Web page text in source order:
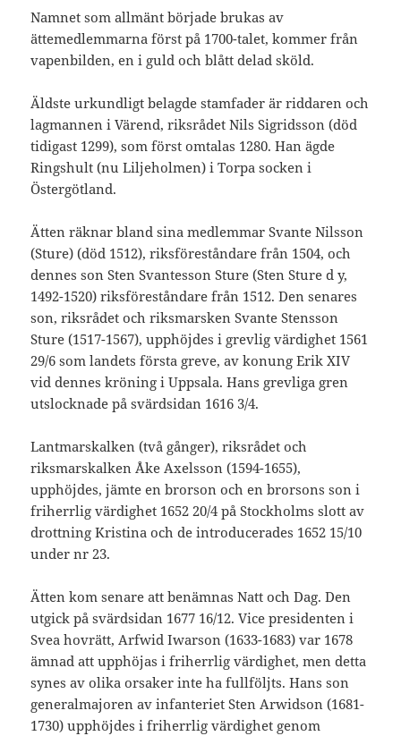
Namnet som allmänt började brukas av
ättemedlemmarna först på 1700-talet, kommer från
vapenbilden, en i guld och blått delad sköld.
Äldste urkundligt belagde stamfader är riddaren och
lagmannen i Värend, riksrådet Nils Sigridsson (död
tidigast 1299), som först omtalas 1280. Han ägde
Ringshult (nu Liljeholmen) i Torpa socken i
Östergötland.
Ätten räknar bland sina medlemmar Svante Nilsson
(Sture) (död 1512), riksföreståndare från 1504, och
dennes son Sten Svantesson Sture (Sten Sture d y,
1492-1520) riksföreståndare från 1512. Den senares
son, riksrådet och riksmarsken Svante Stensson
Sture (1517-1567), upphöjdes i grevlig värdighet 1561
29/6 som landets första greve, av konung Erik XIV
vid dennes kröning i Uppsala. Hans grevliga gren
utslocknade på svärdsidan 1616 3/4.
Lantmarskalken (två gånger), riksrådet och
riksmarskalken Åke Axelsson (1594-1655),
upphöjdes, jämte en brorson och en brorsons son i
friherrlig värdighet 1652 20/4 på Stockholms slott av
drottning Kristina och de introducerades 1652 15/10
under nr 23.
Ätten kom senare att benämnas Natt och Dag. Den
utgick på svärdsidan 1677 16/12. Vice presidenten i
Svea hovrätt, Arfwid Iwarson (1633-1683) var 1678
ämnad att upphöjas i friherrlig värdighet, men detta
synes av olika orsaker inte ha fullföljts. Hans son
generalmajoren av infanteriet Sten Arwidson (1681-
1730) upphöjdes i friherrlig värdighet genom